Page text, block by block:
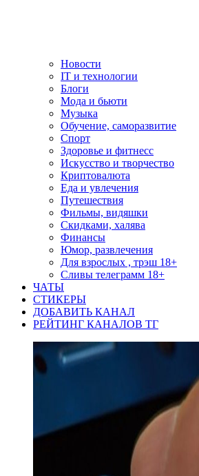
Новости
IT и технологии
Блоги
Мода и бьюти
Музыка
Обучение, саморазвитие
Спорт
Здоровье и фитнесс
Искусство и творчество
Криптовалюта
Еда и увлечения
Путешествия
Фильмы, видяшки
Скидками, халява
Финансы
Юмор, развлечения
Для взрослых , трэш 18+
Сливы телеграмм 18+
ЧАТЫ
СТИКЕРЫ
ДОБАВИТЬ КАНАЛ
РЕЙТИНГ КАНАЛОВ ТГ